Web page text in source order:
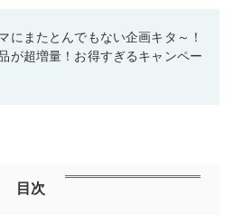
にまたとんでもない企画キタ～！
が超増量！お得すぎるキャンペー
目次